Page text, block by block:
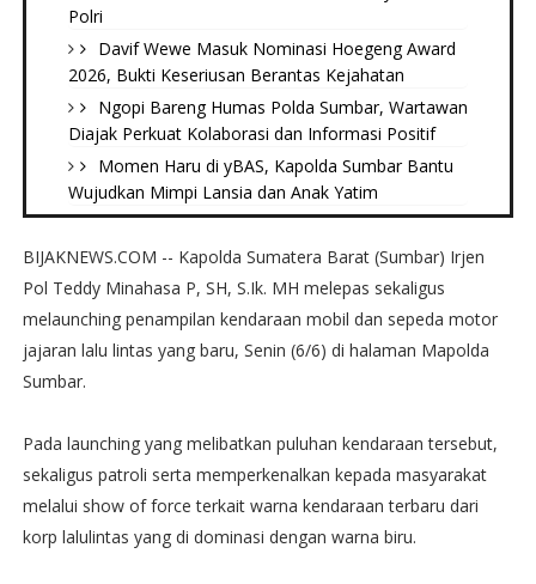
Polri
Davif Wewe Masuk Nominasi Hoegeng Award
2026, Bukti Keseriusan Berantas Kejahatan
Ngopi Bareng Humas Polda Sumbar, Wartawan
Diajak Perkuat Kolaborasi dan Informasi Positif
Momen Haru di yBAS, Kapolda Sumbar Bantu
Wujudkan Mimpi Lansia dan Anak Yatim
BIJAKNEWS.COM -- Kapolda Sumatera Barat (Sumbar) Irjen
Pol Teddy Minahasa P, SH, S.Ik. MH melepas sekaligus
melaunching penampilan kendaraan mobil dan sepeda motor
jajaran lalu lintas yang baru, Senin (6/6) di halaman Mapolda
Sumbar.
Pada launching yang melibatkan puluhan kendaraan tersebut,
sekaligus patroli serta memperkenalkan kepada masyarakat
melalui show of force terkait warna kendaraan terbaru dari
korp lalulintas yang di dominasi dengan warna biru.